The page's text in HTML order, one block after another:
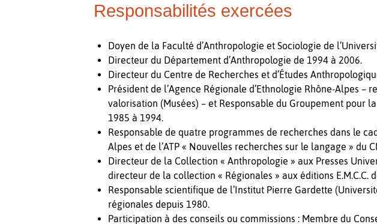
Responsabilités exercées
Doyen de la Faculté d’Anthropologie et Sociologie de
Directeur du Département d’Anthropologie de 1994 à 2006.
Directeur du Centre de Recherches et d’Études
Président de l’Agence Régionale d’Ethnologie Rhône-Alpes
valorisation (Musées) – et Responsable du Groupement
1985 à 1994.
Responsable de quatre programmes de recherches dans le
Alpes et de l’ATP « Nouvelles recherches sur le langage » du
Directeur de la Collection « Anthropologie » aux Presses
directeur de la collection « Régionales » aux éditions E.M.C.C.
Responsable scientifique de l’Institut Pierre Gardette
régionales depuis 1980.
Participation à des conseils ou commissions : Membre du